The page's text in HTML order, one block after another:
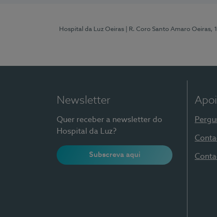
Hospital da Luz Oeiras | R. Coro Santo Amaro Oeiras,
Newsletter
Quer receber a newsletter do
Hospital da Luz?
Subscreva aqui